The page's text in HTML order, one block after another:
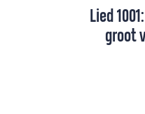
Lied
groot